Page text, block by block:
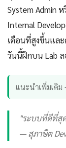
System Admin ห
Internal
เดือนที่สูงขึ้นและ
วันนี้ฝึกบน Lab ล
แนะนำเพิ่มเติ
"ระบบที่ดีที่สุ
— สุภาษิต